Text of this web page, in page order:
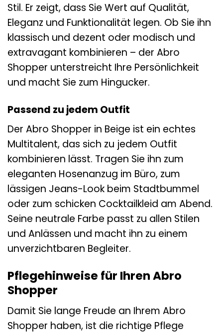
Stil. Er zeigt, dass Sie Wert auf Qualität,
Eleganz und Funktionalität legen. Ob Sie ihn
klassisch und dezent oder modisch und
extravagant kombinieren – der Abro
Shopper unterstreicht Ihre Persönlichkeit
und macht Sie zum Hingucker.
Passend zu jedem Outfit
Der Abro Shopper in Beige ist ein echtes
Multitalent, das sich zu jedem Outfit
kombinieren lässt. Tragen Sie ihn zum
eleganten Hosenanzug im Büro, zum
lässigen Jeans-Look beim Stadtbummel
oder zum schicken Cocktailkleid am Abend.
Seine neutrale Farbe passt zu allen Stilen
und Anlässen und macht ihn zu einem
unverzichtbaren Begleiter.
Pflegehinweise für Ihren Abro
Shopper
Damit Sie lange Freude an Ihrem Abro
Shopper haben, ist die richtige Pflege